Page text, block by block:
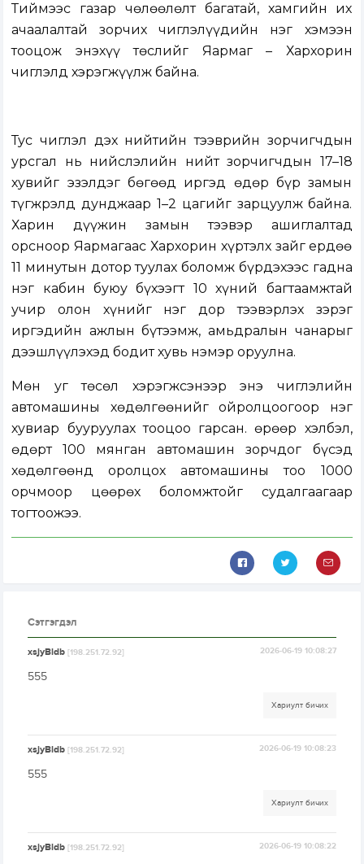
Тиймээс газар чөлөөлөлт багатай, хамгийн их
ачаалалтай зорчих чиглэлүүдийн нэг хэмээн
тооцож энэхүү төслийг Яармаг – Хархорин
чиглэлд хэрэгжүүлж байна.
Тус чиглэл дэх нийтийн тээврийн зорчигчдын
урсгал нь нийслэлийн нийт зорчигчдын 17–18
хувийг эзэлдэг бөгөөд иргэд өдөр бүр замын
түгжрэлд дунджаар 1–2 цагийг зарцуулж байна.
Харин дүүжин замын тээвэр ашиглалтад
орсноор Яармагаас Хархорин хүртэлх зайг ердөө
11 минутын дотор туулах боломж бүрдэхээс гадна
нэг кабин буюу бүхээгт 10 хүний багтаамжтай
учир олон хүнийг нэг дор тээвэрлэх зэрэг
иргэдийн ажлын бүтээмж, амьдралын чанарыг
дээшлүүлэхэд бодит хувь нэмэр оруулна.
Мөн уг төсөл хэрэгжсэнээр энэ чиглэлийн
автомашины хөдөлгөөнийг ойролцоогоор нэг
хувиар бууруулах тооцоо гарсан. Өөрөөр хэлбэл,
өдөрт 100 мянган автомашин зорчдог бүсэд
хөдөлгөөнд оролцох автомашины тоо 1000
орчмоор цөөрөх боломжтойг судалгаагаар
тогтоожээ.
Сэтгэгдэл
xsjyBldb[198.251.72.92] 2026-06-19 10:08:27
555
Хариулт бичих
xsjyBldb[198.251.72.92] 2026-06-19 10:08:23
555
Хариулт бичих
xsjyBldb[198.251.72.92] 2026-06-19 10:08:22